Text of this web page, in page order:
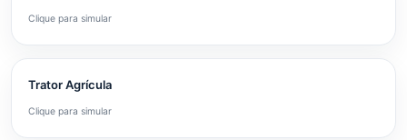
Clique para simular
Trator Agrícula
Clique para simular